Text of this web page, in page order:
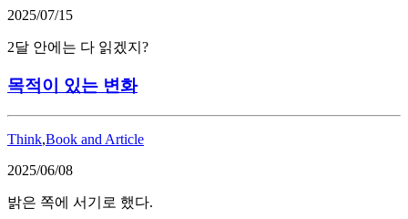
2025/07/15
2달 안에는 다 읽겠지?
목적이 있는 변화
Think,Book and Article
2025/06/08
밝은 쪽에 서기로 했다.